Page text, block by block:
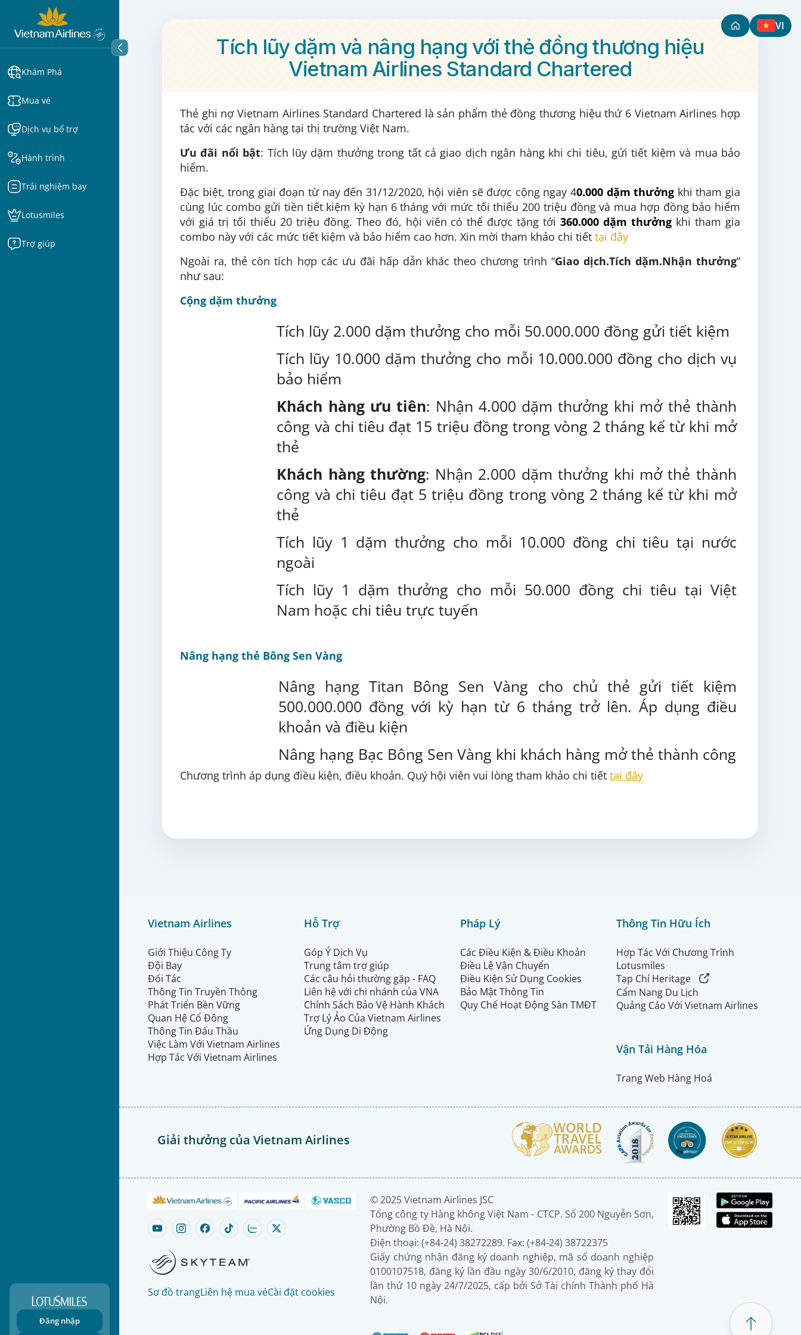
Khám Phá
Mua vé
Dịch vụ bổ trợ
Hành trình
Trải nghiệm bay
Lotusmiles
Trợ giúp
Đăng nhập
VI
Tích lũy dặm và nâng hạng với thẻ đồng thương hiệu
Vietnam Airlines Standard Chartered
Thẻ ghi nợ Vietnam Airlines Standard Chartered là sản phẩm thẻ đồng thương hiệu thứ 6 Vietnam Airlines hợp
tác với các ngân hàng tại thị trường Việt Nam.
Ưu đãi nổi bật: Tích lũy dặm thưởng trong tất cả giao dịch ngân hàng khi chi tiêu, gửi tiết kiệm và mua bảo
hiểm.
Đặc biệt, trong giai đoạn từ nay đến 31/12/2020, hội viên sẽ được cộng ngay 40.000 dặm thưởng khi tham gia
cùng lúc combo gửi tiền tiết kiệm kỳ hạn 6 tháng với mức tối thiểu 200 triệu đồng và mua hợp đồng bảo hiểm
với giá trị tối thiểu 20 triệu đồng. Theo đó, hội viên có thể được tặng tới360.000 dặm thưởng khi tham gia
combo này với các mức tiết kiệm và bảo hiểm cao hơn. Xin mời tham khảo chi tiết tại đây
Ngoài ra, thẻ còn tích hợp các ưu đãi hấp dẫn khác theo chương trình “Giao dịch.Tích dặm.Nhận thưởng”
như sau:
Cộng dặm thưởng
Tích lũy 2.000 dặm thưởng cho mỗi 50.000.000 đồng gửi tiết kiệm
Tích lũy 10.000 dặm thưởng cho mỗi 10.000.000 đồng cho dịch vụ
bảo hiểm
Khách hàng ưu tiên: Nhận 4.000 dặm thưởng khi mở thẻ thành
công và chi tiêu đạt 15 triệu đồng trong vòng 2 tháng kể từ khi mở
thẻ
Khách hàng thường: Nhận 2.000 dặm thưởng khi mở thẻ thành
công và chi tiêu đạt 5 triệu đồng trong vòng 2 tháng kể từ khi mở
thẻ
Tích lũy 1 dặm thưởng cho mỗi 10.000 đồng chi tiêu tại nước
ngoài
Tích lũy 1 dặm thưởng cho mỗi 50.000 đồng chi tiêu tại Việt
Nam hoặc chi tiêu trực tuyến
Nâng hạng thẻ Bông Sen Vàng
Nâng hạng Titan Bông Sen Vàng cho chủ thẻ gửi tiết kiệm
500.000.000 đồng với kỳ hạn từ 6 tháng trở lên. Áp dụng điều
khoản và điều kiện
Nâng hạng Bạc Bông Sen Vàng khi khách hàng mở thẻ thành công
Chương trình áp dụng điều kiện, điều khoản. Quý hội viên vui lòng tham khảo chi tiết tại đây
Vietnam Airlines
Giới Thiệu Công Ty
Đội Bay
Đối Tác
Thông Tin Truyền Thông
Phát Triển Bền Vững
Quan Hệ Cổ Đông
Thông Tin Đấu Thầu
Việc Làm Với Vietnam Airlines
Hợp Tác Với Vietnam Airlines
Hỗ Trợ
Góp Ý Dịch Vụ
Trung tâm trợ giúp
Các câu hỏi thường gặp - FAQ
Liên hệ với chi nhánh của VNA
Chính Sách Bảo Vệ Hành Khách
Trợ Lý Ảo Của Vietnam Airlines
Ứng Dụng Di Động
Pháp Lý
Các Điều Kiện & Điều Khoản
Điều Lệ Vận Chuyển
Điều Kiện Sử Dụng Cookies
Bảo Mật Thông Tin
Quy Chế Hoạt Động Sàn TMĐT
Thông Tin Hữu Ích
Hợp Tác Với Chương Trình
Lotusmiles
Tạp Chí Heritage
Cẩm Nang Du Lịch
Quảng Cáo Với Vietnam Airlines
Vận Tải Hàng Hóa
Trang Web Hàng Hoá
Giải thưởng của Vietnam Airlines
Sơ đồ trangLiên hệ mua véCài đặt cookies
© 2025 Vietnam Airlines JSC
Tổng công ty Hàng không Việt Nam - CTCP. Số 200 Nguyễn Sơn,
Phường Bồ Đề, Hà Nội.
Điện thoại: (+84-24) 38272289. Fax: (+84-24) 38722375
Giấy chứng nhận đăng ký doanh nghiệp, mã số doanh nghiệp
0100107518, đăng ký lần đầu ngày 30/6/2010, đăng ký thay đổi
lần thứ 10 ngày 24/7/2025, cấp bởi Sở Tài chính Thành phố Hà
Nội.